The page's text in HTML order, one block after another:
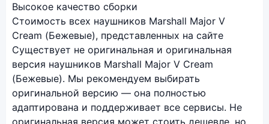
Высокое качество сборки
Стоимость всех наушников Marshall Major V
Cream (Бежевые), представленных на сайте
Существует не оригинальная и оригинальная
версия наушников Marshall Major V Cream
(Бежевые). Мы рекомендуем выбирать
оригинальной версию — она полностью
адаптирована и поддерживает все сервисы. Не